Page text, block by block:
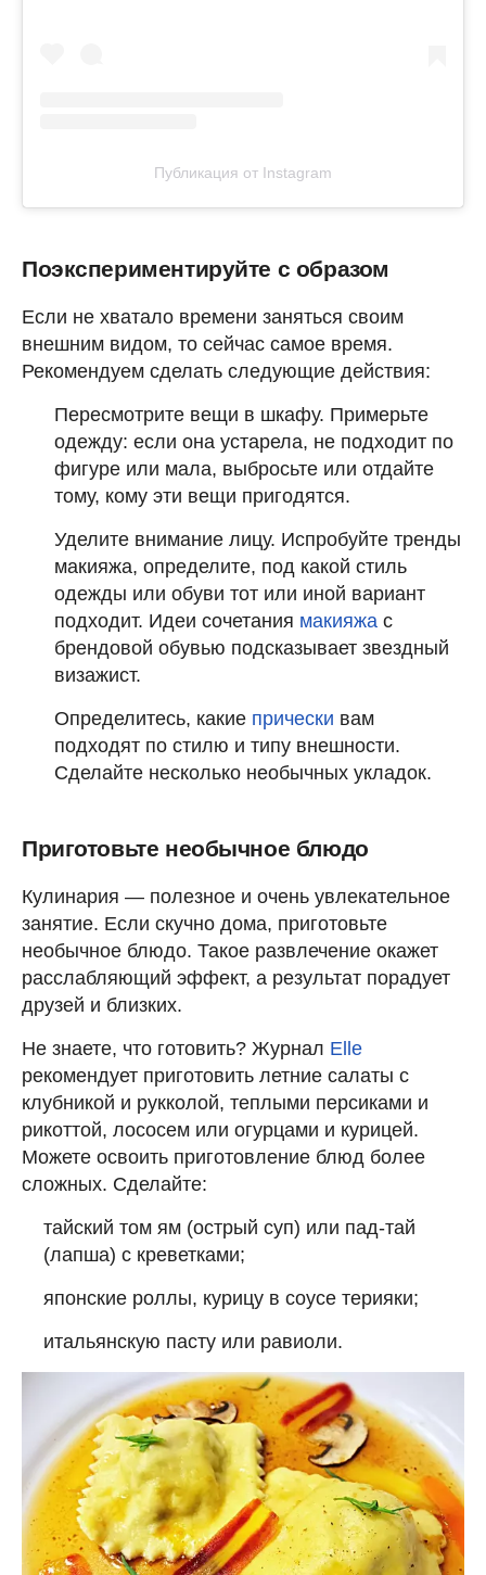
Публикация от Instagram
Поэкспериментируйте с образом
Если не хватало времени заняться своим
внешним видом, то сейчас самое время.
Рекомендуем сделать следующие действия:
Пересмотрите вещи в шкафу. Примерьте
одежду: если она устарела, не подходит по
фигуре или мала, выбросьте или отдайте
тому, кому эти вещи пригодятся.
Уделите внимание лицу. Испробуйте тренды
макияжа, определите, под какой стиль
одежды или обуви тот или иной вариант
подходит. Идеи сочетания макияжа с
брендовой обувью подсказывает звездный
визажист.
Определитесь, какие прически вам
подходят по стилю и типу внешности.
Сделайте несколько необычных укладок.
Приготовьте необычное блюдо
Кулинария — полезное и очень увлекательное
занятие. Если скучно дома, приготовьте
необычное блюдо. Такое развлечение окажет
расслабляющий эффект, а результат порадует
друзей и близких.
Не знаете, что готовить? Журнал Elle
рекомендует приготовить летние салаты с
клубникой и рукколой, теплыми персиками и
рикоттой, лососем или огурцами и курицей.
Можете освоить приготовление блюд более
сложных. Сделайте:
тайский том ям (острый суп) или пад-тай
(лапша) с креветками;
японские роллы, курицу в соусе терияки;
итальянскую пасту или равиоли.